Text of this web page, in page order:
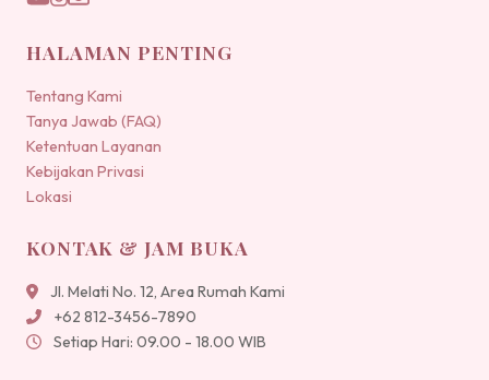
HALAMAN PENTING
Tentang Kami
Tanya Jawab (FAQ)
Ketentuan Layanan
Kebijakan Privasi
Lokasi
KONTAK & JAM BUKA
Jl. Melati No. 12, Area Rumah Kami
+62 812-3456-7890
Setiap Hari: 09.00 - 18.00 WIB